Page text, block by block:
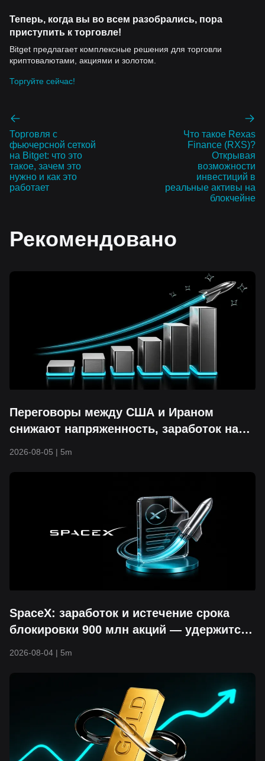
Теперь, когда вы во всем разобрались, пора
приступить к торговле!
Bitget предлагает комплексные решения для торговли
криптовалютами, акциями и золотом.
Торгуйте сейчас!
Торговля с
фьючерсной сеткой
на Bitget: что это
такое, зачем это
нужно и как это
работает
Что такое Rexas
Finance (RXS)?
Открывая
возможности
инвестиций в
реальные активы на
блокчейне
Рекомендовано
Переговоры между США и Ираном
снижают напряженность, заработок на
2026-08-05 | 5m
SpaceX: заработок и истечение срока
блокировки 900 млн акций — удержится
2026-08-04 | 5m